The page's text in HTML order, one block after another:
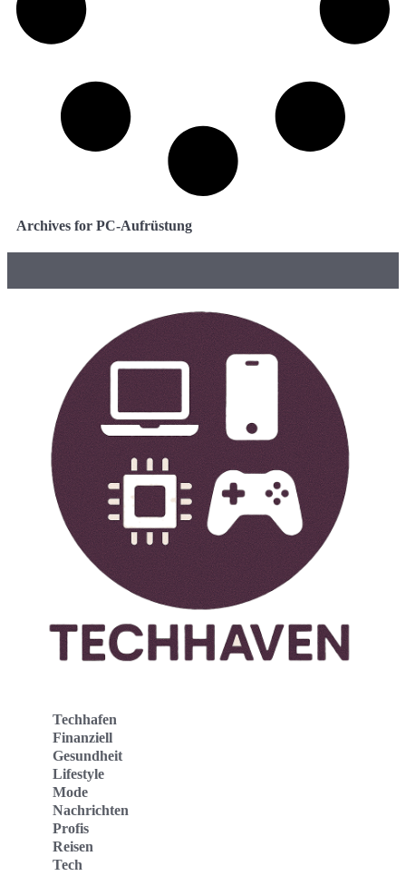
Archives for PC-Aufrüstung
Techhafen
Finanziell
Gesundheit
Lifestyle
Mode
Nachrichten
Profis
Reisen
Tech